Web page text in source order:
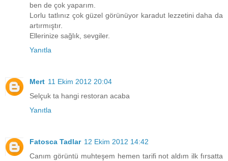
ben de çok yaparım.
Lorlu tatlınız çok güzel görünüyor karadut lezzetini daha da
artırmıştır.
Ellerinize sağlık, sevgiler.
Yanıtla
Mert 11 Ekim 2012 20:04
Selçuk ta hangi restoran acaba
Yanıtla
Fatosca Tadlar 12 Ekim 2012 14:42
Canım görüntü muhteşem hemen tarifi not aldım ilk fırsatta